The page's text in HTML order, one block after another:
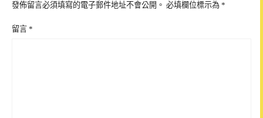
發佈留言必須填寫的電子郵件地址不會公開。 必填欄位標示為 *
留言 *